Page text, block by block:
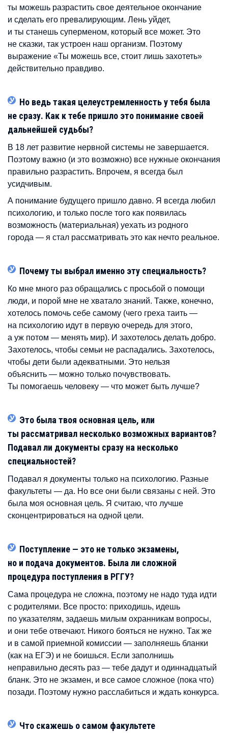
ты можешь разрастить свое деятельное окончание
и сделать его превалирующим. Лень уйдет,
и ты станешь суперменом, который все может. Это
не сказки, так устроен наш организм. Поэтому
выражение «Ты можешь все, стоит лишь захотеть»
действительно правдиво.
Но ведь такая целеустремленность у тебя была
не сразу. Как к тебе пришло это понимание своей
дальнейшей судьбы?
В 18 лет развитие нервной системы не завершается.
Поэтому важно (и это возможно) все нужные окончания
правильно разрастить. Впрочем, я всегда был
усидчивым.
А понимание будущего пришло давно. Я всегда любил
психологию, и только после того как появилась
возможность (материальная) уехать из родного
города — я стал рассматривать это как нечто реальное.
Почему ты выбрал именно эту специальность?
Ко мне много раз обращались с просьбой о помощи
люди, и порой мне не хватало знаний. Также, конечно,
хотелось помочь себе самому (чего греха таить —
на психологию идут в первую очередь для этого,
а уж потом — менять мир). И захотелось делать добро.
Захотелось, чтобы семьи не распадались. Захотелось,
чтобы дети были адекватными. Это нельзя
объяснить — можно только почувствовать.
Ты помогаешь человеку — что может быть лучше?
Это была твоя основная цель, или
ты рассматривал несколько возможных вариантов?
Подавал ли документы сразу на несколько
специальностей?
Подавал я документы только на психологию. Разные
факультеты — да. Но все они были связаны с ней. Это
была моя основная цель. Я считаю, что лучше
сконцентрироваться на одной цели.
Поступление — это не только экзамены,
но и подача документов. Была ли сложной
процедура поступления в РГГУ?
Сама процедура не сложна, поэтому не надо туда идти
с родителями. Все просто: приходишь, идешь
по указателям, задаешь милым охранникам вопросы,
и они тебе отвечают. Никого бояться не нужно. Так же
и в самой приемной комиссии — заполняешь бланки
(как на ЕГЭ) и не боишься. Если заполнишь
неправильно десять раз — тебе дадут и одиннадцатый
бланк. Это не экзамен, и все самое сложное (пока что)
позади. Поэтому нужно расслабиться и ждать конкурса.
Что скажешь о самом факультете